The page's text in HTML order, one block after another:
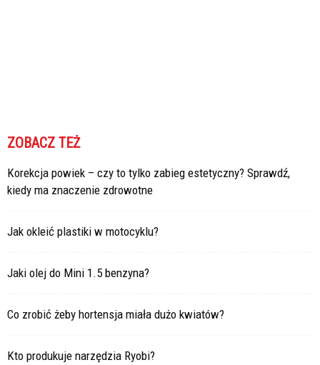
ZOBACZ TEŻ
Korekcja powiek – czy to tylko zabieg estetyczny? Sprawdź,
kiedy ma znaczenie zdrowotne
Jak okleić plastiki w motocyklu?
Jaki olej do Mini 1.5 benzyna?
Co zrobić żeby hortensja miała dużo kwiatów?
Kto produkuje narzędzia Ryobi?